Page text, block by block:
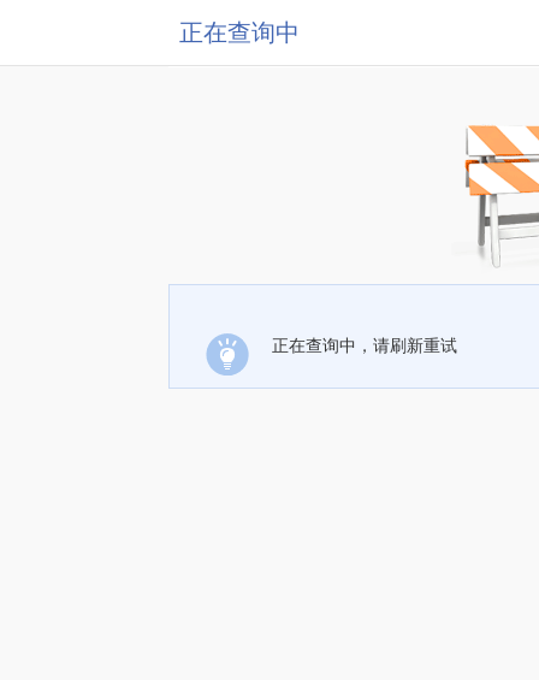
正在查询中
正在查询中，请刷新重试